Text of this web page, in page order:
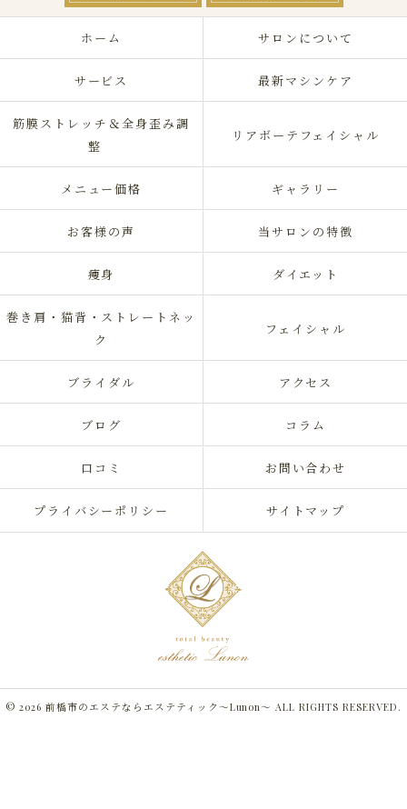
ホーム サロンについて
サービス 最新マシンケア
筋膜ストレッチ＆全身歪み調
整
リアボーテフェイシャル
メニュー価格 ギャラリー
お客様の声 当サロンの特徴
痩身 ダイエット
巻き肩・猫背・ストレートネッ
ク
フェイシャル
ブライダル アクセス
ブログ コラム
口コミ お問い合わせ
プライバシーポリシー サイトマップ
© 2026 前橋市のエステならエステティック～Lunon～ ALL RIGHTS RESERVED.